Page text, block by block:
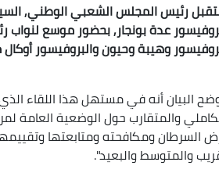
رئيس المجلس الشعبي الوطني,
عدة بونجار, بحضور موسع لنواب
وهيبة وحيون والبروفيسور
البيان أنه في مستهل هذا اللقاء
والمتقارب حول الوضعية العامة
السرطان ومكافحته ومتابعتها
والمتوسط والبعيد".